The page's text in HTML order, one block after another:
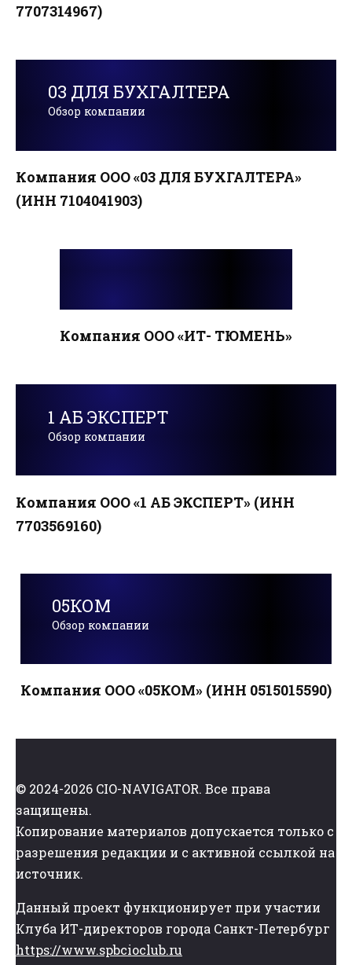
7707314967)
03 ДЛЯ БУХГАЛТЕРА
Обзор компании
Компания ООО «03 ДЛЯ БУХГАЛТЕРА»
(ИНН 7104041903)
Компания ООО «ИТ- ТЮМЕНЬ»
1 АБ ЭКСПЕРТ
Обзор компании
Компания ООО «1 АБ ЭКСПЕРТ» (ИНН
7703569160)
05КОМ
Обзор компании
Компания ООО «05КОМ» (ИНН 0515015590)
© 2024-2026 CIO-NAVIGATOR. Все права
защищены.
Копирование материалов допускается только с
разрешения редакции и с активной ссылкой на
источник.
Данный проект функционирует при участии
Клуба ИТ-директоров города Санкт-Петербург
https://www.spbcioclub.ru